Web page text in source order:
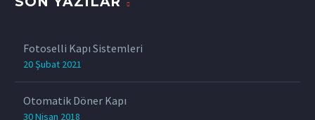
Fotoselli Kapı Sistemleri
20 Şubat 2021
Otomatik Döner Kapı
30 Nisan 2018